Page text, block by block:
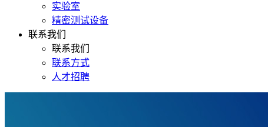
实验室
精密测试设备
联系我们
联系我们
联系方式
人才招聘